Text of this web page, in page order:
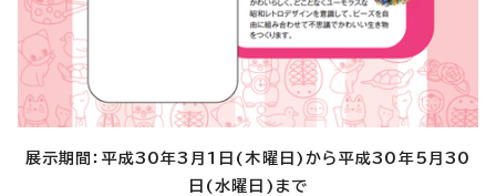
展示期間：平成30年3月1日(木曜日)から平成30年5月30
日(水曜日)まで